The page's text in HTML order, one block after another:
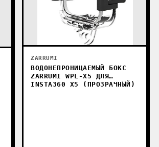
ZARRUMI
ВОДОНЕПРОНИЦАЕМЫЙ БОКС
ZARRUMI WPL-X5 ДЛЯ
INSTA360 X5 (ПРОЗРАЧНЫЙ)